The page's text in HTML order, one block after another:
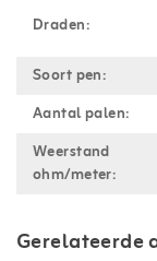
Draden:
Soort pen:
Aantal palen:
Weerstand
ohm/meter:
Gerelateerde